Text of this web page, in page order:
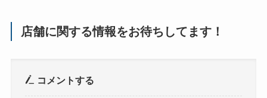
店舗に関する情報をお待ちしてます！
コメントする